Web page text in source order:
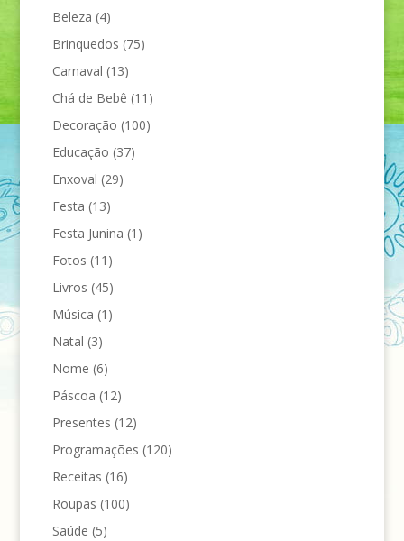
Beleza (4)
Brinquedos (75)
Carnaval (13)
Chá de Bebê (11)
Decoração (100)
Educação (37)
Enxoval (29)
Festa (13)
Festa Junina (1)
Fotos (11)
Livros (45)
Música (1)
Natal (3)
Nome (6)
Páscoa (12)
Presentes (12)
Programações (120)
Receitas (16)
Roupas (100)
Saúde (5)